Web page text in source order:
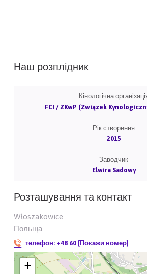
Наш розплідник
Кінологічна
FCI / ZKwP (Związek
Рік створення
2015
Заводчик
Elwira Sadowy
Розташування та контакт
Włoszakowice
Польща
телефон: +48 60 [Покажи номер]
+